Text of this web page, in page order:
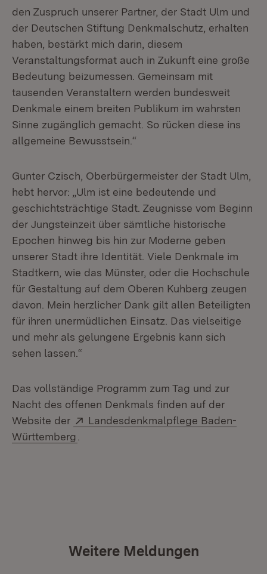
den Zuspruch unserer Partner, der Stadt Ulm und
der Deutschen Stiftung Denkmalschutz, erhalten
haben, bestärkt mich darin, diesem
Veranstaltungsformat auch in Zukunft eine große
Bedeutung beizumessen. Gemeinsam mit
tausenden Veranstaltern werden bundesweit
Denkmale einem breiten Publikum im wahrsten
Sinne zugänglich gemacht. So rücken diese ins
allgemeine Bewusstsein.“
Gunter Czisch, Oberbürgermeister der Stadt Ulm,
hebt hervor: „Ulm ist eine bedeutende und
geschichtsträchtige Stadt. Zeugnisse vom Beginn
der Jungsteinzeit über sämtliche historische
Epochen hinweg bis hin zur Moderne geben
unserer Stadt ihre Identität. Viele Denkmale im
Stadtkern, wie das Münster, oder die Hochschule
für Gestaltung auf dem Oberen Kuhberg zeugen
davon. Mein herzlicher Dank gilt allen Beteiligten
für ihren unermüdlichen Einsatz. Das vielseitige
und mehr als gelungene Ergebnis kann sich
sehen lassen.“
Das vollständige Programm zum Tag und zur
Nacht des offenen Denkmals finden auf der
Website der
Extern:
Landesdenkmalpflege Baden-
Württemberg
Weitere Meldungen